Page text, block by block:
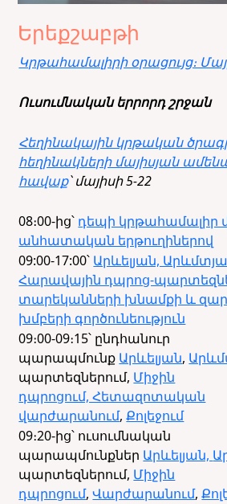
Երեքշաբթի
Կրթահամալիրի օրացույց։
Ուսումնական երրորդ շրջան
Հեղինակային կրթական
հեղինակների մայիսյան
հավաք՝ մայիսի 5-22
08։00-ից՝ դեպի կրթահամալիր
անհատական երթուղիներով
09:00-17:00՝ Արևելյան,
Հարավային դպրոց-
տարեկանների խնամքի և
խմբերի գործունեություն
09։00-09։15՝ ընդհանուր
պարապմունք Արևելյան,
պարտեզներում, Միջին
դպրոցում, Հետազոտական
վարժարանում,Քոլեջում
09։20-ից՝ ուսումնական
պարապմունքներ Արևելյան,
պարտեզներում, Միջին
դպրոցում,Վարժարանում,